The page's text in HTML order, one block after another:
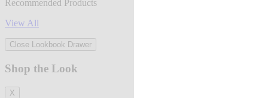
Recommended Products
View All
Close Lookbook Drawer
Shop the Look
X